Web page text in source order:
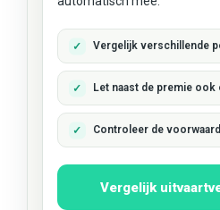
Vergelijk verschillende
Let naast de premie ook
Controleer de
Vergelijk